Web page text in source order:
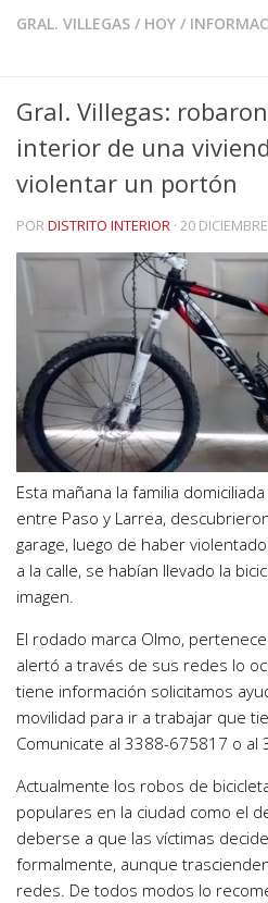
GRAL. VILLEGAS / HOY /
Gral. Villegas:
interior de una
violentar un portón
PORDISTRITO INTERIOR · 20
Esta mañana la familia
entre Paso y Larrea,
garage, luego de haber
a la calle, se habían llevado la
imagen.
El rodado marca Olmo,
alertó a través de sus redes lo
tiene información solicitamos
movilidad para ir a trabajar que
Comunicate al 3388-675817 o al
Actualmente los robos de
populares en la ciudad como el
deberse a que las víctimas
formalmente, aunque
redes. De todos modos lo